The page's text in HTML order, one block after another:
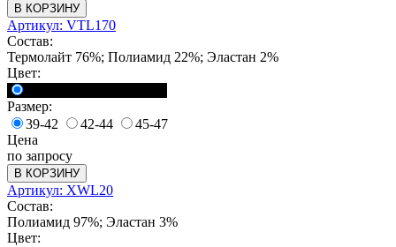
В КОРЗИНУ
Артикул: VTL170
Состав:
Термолайт 76%; Полиамид 22%; Эластан 2%
Цвет:
Размер:
39-42
42-44
45-47
Цена
по запросу
В КОРЗИНУ
Артикул: XWL20
Состав:
Полиамид 97%; Эластан 3%
Цвет: